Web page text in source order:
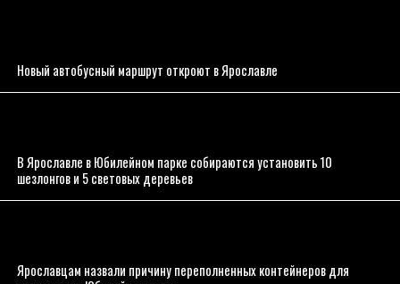
Новый автобусный маршрут откроют в Ярославле
В Ярославле в Юбилейном парке собираются установить 10
шезлонгов и 5 световых деревьев
Ярославцам назвали причину переполненных контейнеров для